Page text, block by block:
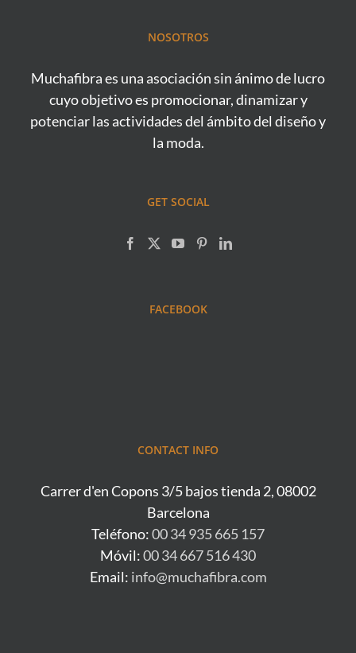
NOSOTROS
Muchafibra es una asociación sin ánimo de lucro
cuyo objetivo es promocionar, dinamizar y
potenciar las actividades del ámbito del diseño y
la moda.
GET SOCIAL
FACEBOOK
CONTACT INFO
Carrer d'en Copons 3/5 bajos tienda 2, 08002
Barcelona
Teléfono:00 34 935 665 157
Móvil:00 34 667 516 430
Email: info@muchafibra.com